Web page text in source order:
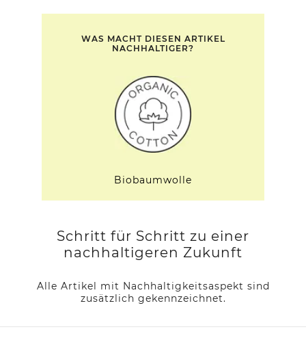
WAS MACHT DIESEN ARTIKEL
NACHHALTIGER?
Biobaumwolle
Schritt für Schritt zu einer
nachhaltigeren Zukunft
Alle Artikel mit Nachhaltigkeitsaspekt sind
zusätzlich gekennzeichnet.